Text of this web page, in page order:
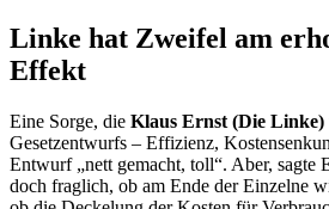
Linke hat Zweifel am
Effekt
Eine Sorge, die Klaus Ernst (Die Linke)
Gesetzentwurfs – Effizienz,
Entwurf „nett gemacht, toll“. Aber, sagte
doch fraglich, ob am Ende der Einzelne